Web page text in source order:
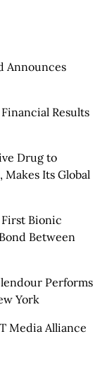
Announces
Results
Drug to
Its Global
Bionic
Between
Performs
York
Media Alliance